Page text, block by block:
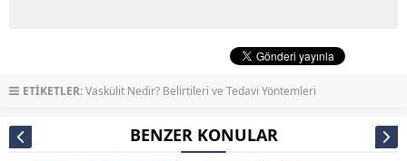
ETİKETLER:Vaskülit Nedir? Belirtileri ve Tedavi Yöntemleri
BENZER KONULAR